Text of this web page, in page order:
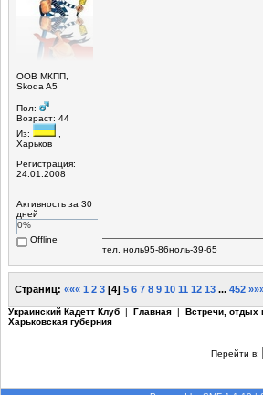
OOB МКПП,
Skoda A5
Пол:
Возраст: 44
Из:
Харьков
Регистрация:
24.01.2008
Активность за 30
дней
0%
Offline
тел. ноль95-86ноль-39-65
Страниц: ««« 1 2 3 [4] 5 6 7 8 9 10 11 12 13 ... 452
Украинский Кадетт Клуб | Главная | Встречи, отдых
Харьковская губерния
Перейти в: